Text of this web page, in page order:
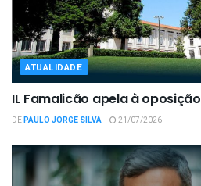
ATUALIDADE
IL Famalicão apela à oposição
DEPAULO JORGE SILVA 21/07/2026